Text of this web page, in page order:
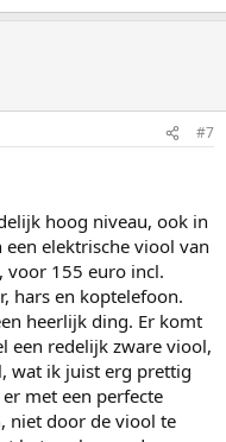
#7
hoog niveau, ook in
elektrische viool van
voor 155 euro incl.
hars en koptelefoon.
heerlijk ding. Er komt
een redelijk zware viool,
wat ik juist erg prettig
met een perfecte
niet door de viool te